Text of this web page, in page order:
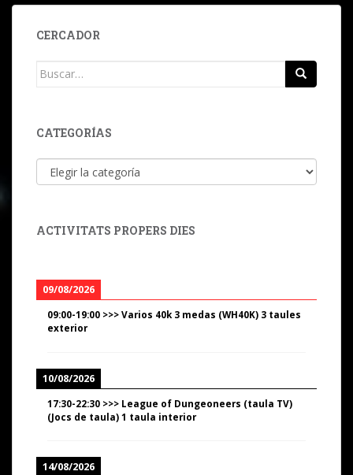
CERCADOR
Buscar:
CATEGORÍAS
Categorías
ACTIVITATS PROPERS DIES
09/08/2026
09:00-19:00 >>>Varios 40k 3 medas (WH40K) 3 taules
exterior
10/08/2026
17:30-22:30 >>> League of Dungeoneers (taula TV)
(Jocs de taula) 1 taula interior
14/08/2026